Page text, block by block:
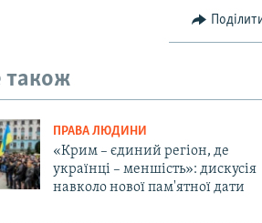
також
ПРАВА ЛЮДИНИ
«Крим – єдиний регіон, де
українці – меншість»: дискусія
навколо нової пам'ятної дати